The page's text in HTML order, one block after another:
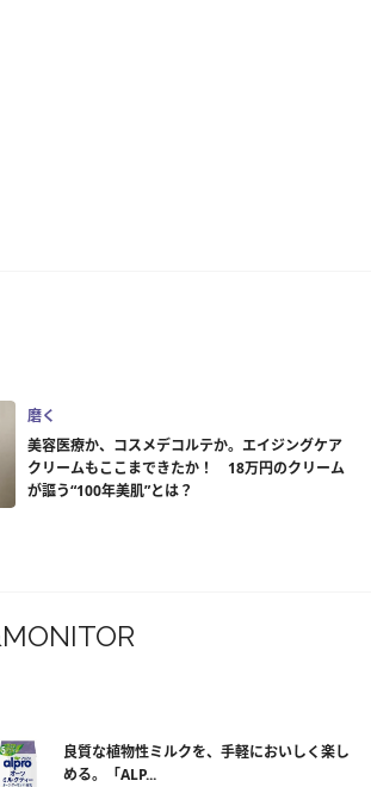
磨く
美容医療か、コスメデコルテか。エイジングケア
クリームもここまできたか！ 18万円のクリーム
が謳う“100年美肌”とは？
良質な植物性ミルクを、手軽においしく楽し
める。「ALP...